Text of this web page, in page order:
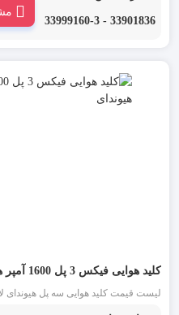
33901836 - 33999160-3
کلید هوایی فیکس 3 پل 1600 آمپر هیوندای
لیست قیمت کلید هوایی سه پل هیوندای